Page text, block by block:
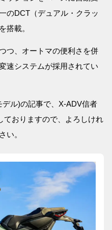
のDCT（デュアル・クラッ
搭載。
つ、オートマの便利さを併
速システムが採用されてい
ル)の記事で、X-ADV信者
ておりますので、よろしけれ
い。